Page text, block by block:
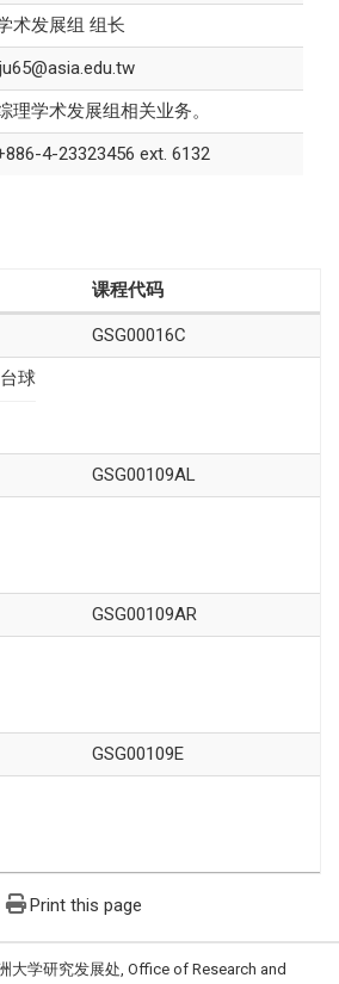
术发展组 组长
理学术发展组相关业务。
4-23323456 ext. 6132
课程代码
GSG00016C
球
GSG00109AL
GSG00109AR
GSG00109E
Print this page
大学研究发展处, Office of Research and